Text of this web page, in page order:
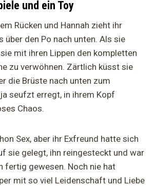
und ein Toy
Rücken und Hannah zieht ihr
über den Po nach unten. Als sie
mit ihren Lippen den kompletten
zu verwöhnen. Zärtlich küsst sie
die Brüste nach unten zum
seufzt erregt, in ihrem Kopf
Chaos.
Sex, aber ihr Exfreund hatte sich
sie gelegt, ihn reingesteckt und war
fertig gewesen. Noch nie hat
mit so viel Leidenschaft und Liebe